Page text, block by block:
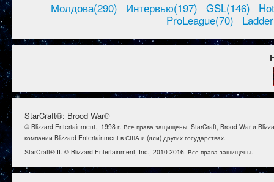
Молдова(290) Интервью(197) GSL(146)
ProLeague(70)
StarCraft®: Brood War®
© Blizzard Entertainment., 1998 г. Все права защищены. StarCraft, Brood War и
компании Blizzard Entertainment в США и (или) других государствах.
StarCraft® II. © Blizzard Entertainment, Inc., 2010-2016. Все права защищены.